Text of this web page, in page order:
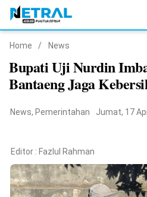
Nasional
Pemerintahan
Hukrim
Pendidikan
Home / News
Bupati Uji Nurdin
Bantaeng Jaga
News, Pemerintahan Jumat, 17
Editor : Fazlul Rahman